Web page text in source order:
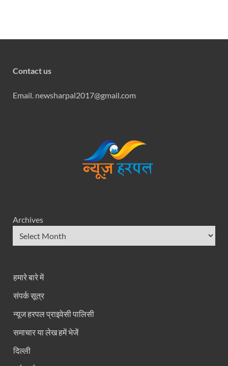
Contact us
Email. newsharpal2017@gmail.com
Archives
हमारे बारे में
संपर्क सूत्र
न्यूज हरपल प्राइवेसी पालिसी
समाचार या लेख हमें भेजें
दिल्ली